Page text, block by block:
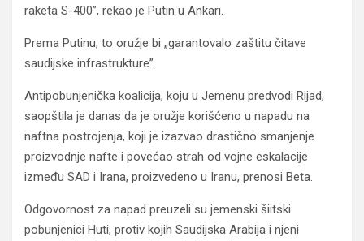
raketa S-400”, rekao je Putin u Ankari.
Prema Putinu, to oružje bi „garantovalo zaštitu čitave
saudijske infrastrukture”.
Antipobunjenička koalicija, koju u Jemenu predvodi Rijad,
saopštila je danas da je oružje korišćeno u napadu na
naftna postrojenja, koji je izazvao drastično smanjenje
proizvodnje nafte i povećao strah od vojne eskalacije
između SAD i Irana, proizvedeno u Iranu, prenosi Beta.
Odgovornost za napad preuzeli su jemenski šiitski
pobunjenici Huti, protiv kojih Saudijska Arabija i njeni